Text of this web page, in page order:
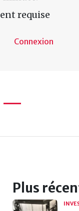
requise
Connexion
Plus